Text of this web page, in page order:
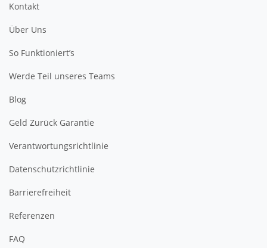
Kontakt
Über Uns
So Funktioniert’s
Werde Teil unseres Teams
Blog
Geld Zurück Garantie
Verantwortungsrichtlinie
Datenschutzrichtlinie
Barrierefreiheit
FAQ